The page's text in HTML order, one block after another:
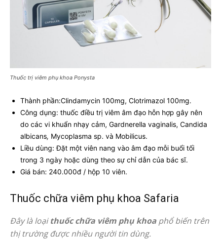
Thuốc trị viêm phụ khoa Ponysta
Thành phần:Clindamycin 100mg, Clotrimazol 100mg.
Công dụng: thuốc điều trị viêm âm đạo hỗn hợp gây nên
do các vi khuẩn nhạy cảm, Gardnerella vaginalis, Candida
albicans, Mycoplasma sp. và Mobilicus.
Liều dùng: Đặt một viên nang vào âm đạo mỗi buổi tối
trong 3 ngày hoặc dùng theo sự chỉ dẫn của bác sĩ.
Giá bán: 240.000đ / hộp 10 viên.
Thuốc chữa viêm phụ khoa Safaria
Đây là loạithuốc chữa viêm phụ khoa phổ biến trên
thị trường được nhiều người tin dùng.